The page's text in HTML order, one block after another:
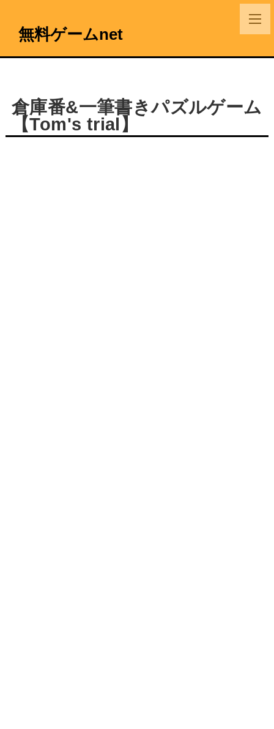
無料ゲームnet
倉庫番&一筆書きパズルゲーム
【Tom's trial】